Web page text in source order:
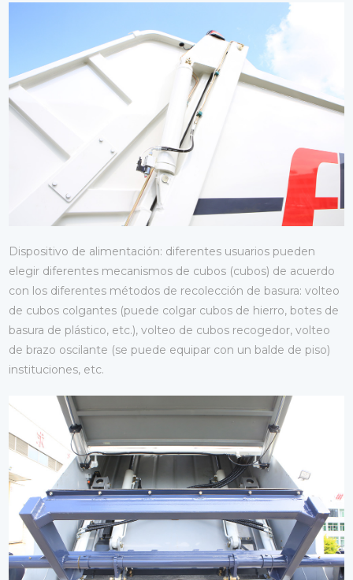
Dispositivo de alimentación: diferentes usuarios pueden
elegir diferentes mecanismos de cubos (cubos) de acuerdo
con los diferentes métodos de recolección de basura: volteo
de cubos colgantes (puede colgar cubos de hierro, botes de
basura de plástico, etc.), volteo de cubos recogedor, volteo
de brazo oscilante (se puede equipar con un balde de piso)
instituciones, etc.